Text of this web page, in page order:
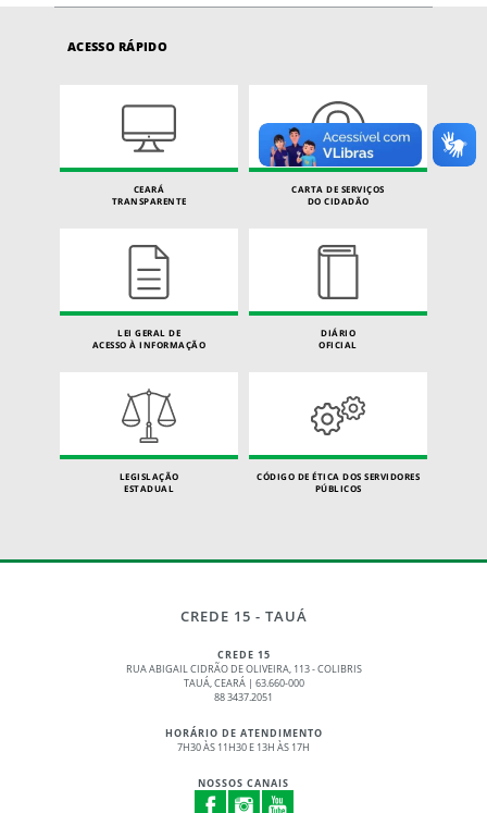
ACESSO RÁPIDO
CEARÁ
TRANSPARENTE
CARTA DE SERVIÇOS
DO CIDADÃO
LEI GERAL DE
ACESSO À INFORMAÇÃO
DIÁRIO
OFICIAL
LEGISLAÇÃO
ESTADUAL
CÓDIGO DE ÉTICA DOS SERVIDORES
PÚBLICOS
CREDE 15 - TAUÁ
CREDE 15
RUA ABIGAIL CIDRÃO DE OLIVEIRA, 113 - COLIBRIS
TAUÁ, CEARÁ | 63.660-000
88 3437.2051
HORÁRIO DE ATENDIMENTO
7H30 ÀS 11H30 E 13H ÀS 17H
NOSSOS CANAIS